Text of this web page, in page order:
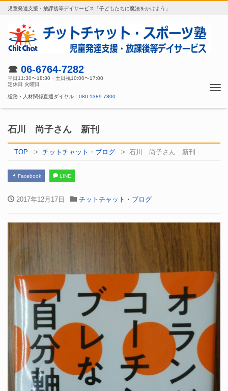
児童発達支援・放課後等デイサービス「子どもたちに魔法をかけよう」
☎ 06-6764-7282
平日11:30〜18:30・土日祝10:00〜17:00
定休日 火曜日
総務・人材関係直通ダイヤル： 080-1389-7800
石川 尚子さん 新刊
TOP チットチャット・ブログ 石川 尚子さん 新刊
Facebook LINE
2017年12月17日 チットチャット・ブログ